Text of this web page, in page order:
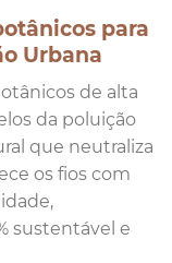
para
Urbana
de alta
da poluição
que neutraliza
os fios com
sustentável e